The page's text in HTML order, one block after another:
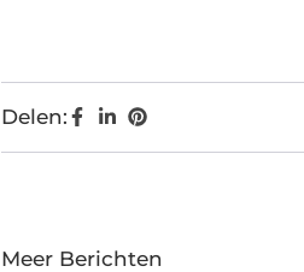
Delen:
Meer Berichten